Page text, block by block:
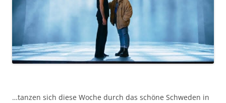
…tanzen sich diese Woche durch das schöne Schweden in